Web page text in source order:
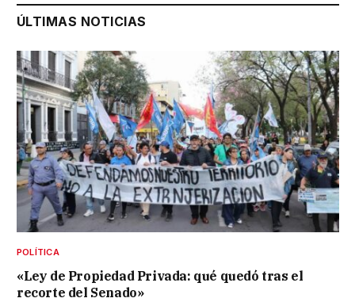
ÚLTIMAS NOTICIAS
POLÍTICA
«Ley de Propiedad Privada: qué quedó tras el
recorte del Senado»